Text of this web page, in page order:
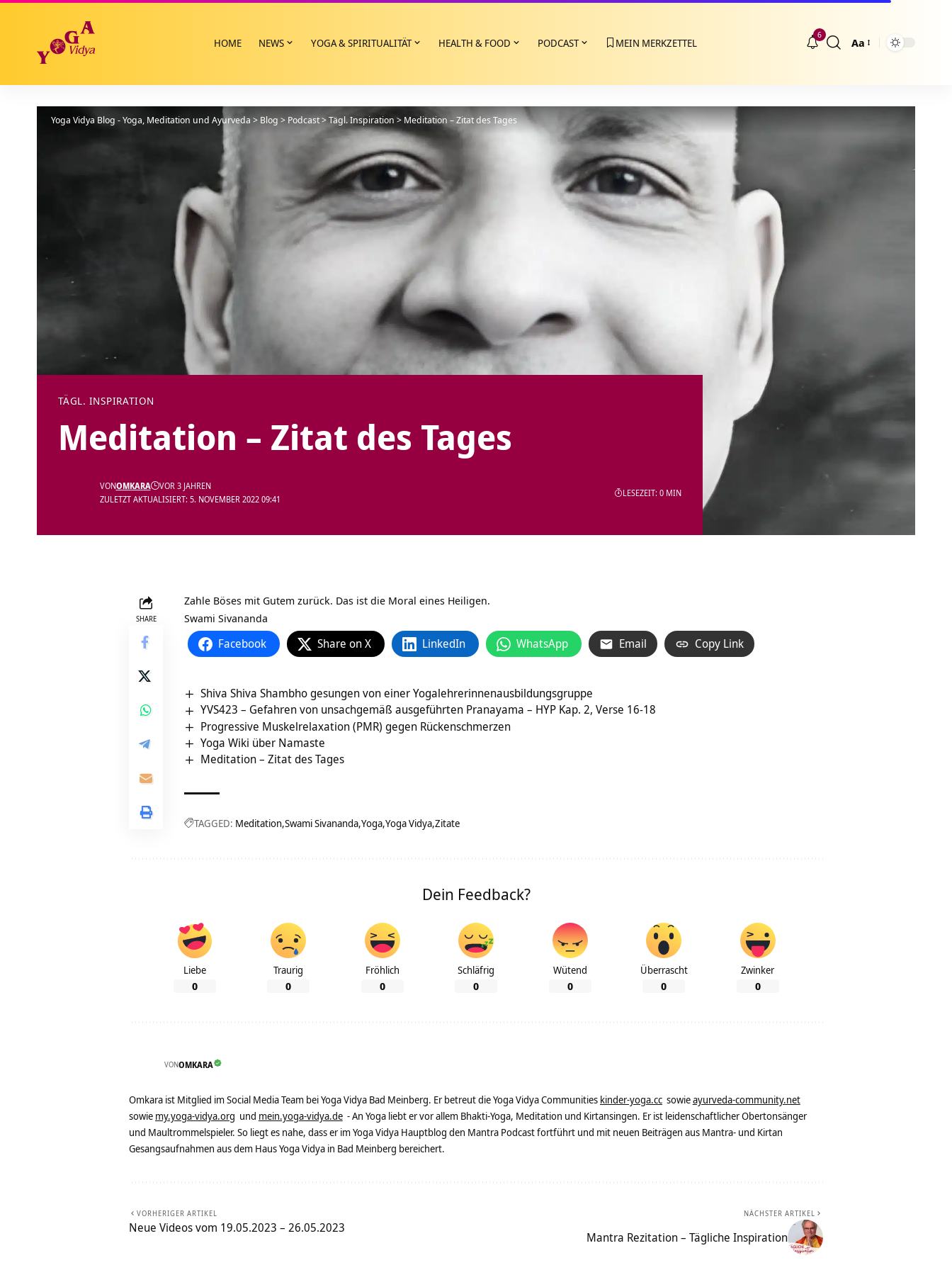
HOME NEWS YOGA & SPIRITUALITÄT HEALTH & FOOD PODCAST MEIN MERKZETTEL
6
Größenänderung
Aa
Yoga Vidya Blog - Yoga, Meditation und Ayurveda > Blog > Podcast>Tägl. Inspiration > Meditation – Zitat des Tages
TÄGL. INSPIRATION
Meditation – Zitat des Tages
ZULETZT AKTUALISIERT: 5. NOVEMBER 2022 09:41
VONOMKARA VOR 3 JAHREN
LESEZEIT: 0 MIN
SHARE
Zahle Böses mit Gutem zurück. Das ist die Moral eines Heiligen.
Swami Sivananda
Facebook Share on X LinkedIn WhatsApp Email Copy Link
Shiva Shiva Shambho gesungen von einer Yogalehrerinnenausbildungsgruppe
YVS423 – Gefahren von unsachgemäß ausgeführten Pranayama – HYP Kap. 2, Verse 16-18
Progressive Muskelrelaxation (PMR) gegen Rückenschmerzen
Yoga Wiki über Namaste
Meditation – Zitat des Tages
TAGGED: Meditation Swami Sivananda Yoga Yoga Vidya Zitate
Dein Feedback?
Liebe
0
Traurig
0
Fröhlich
0
Schläfrig
0
Wütend
0
Überrascht
0
Zwinker
0
VONOMKARA
Omkara ist Mitglied im Social Media Team bei Yoga Vidya Bad Meinberg. Er betreut die Yoga Vidya Communities kinder-yoga.cc sowieayurveda-community.net
sowie my.yoga-vidya.org und mein.yoga-vidya.de - An Yoga liebt er vor allem Bhakti-Yoga, Meditation und Kirtansingen. Er ist leidenschaftlicher Obertonsänger
und Maultrommelspieler. So liegt es nahe, dass er im Yoga Vidya Hauptblog den Mantra Podcast fortführt und mit neuen Beiträgen aus Mantra- und Kirtan
Gesangsaufnahmen aus dem Haus Yoga Vidya in Bad Meinberg bereichert.
VORHERIGER ARTIKEL
Neue Videos vom 19.05.2023 – 26.05.2023
NÄCHSTER ARTIKEL
Mantra Rezitation – Tägliche Inspiration